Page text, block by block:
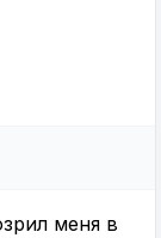
меня в